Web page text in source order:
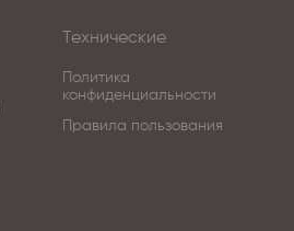
Технические
Политика
конфиденциальности
Правила пользования